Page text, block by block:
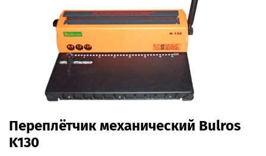
Переплётчик механический Bulros
K130